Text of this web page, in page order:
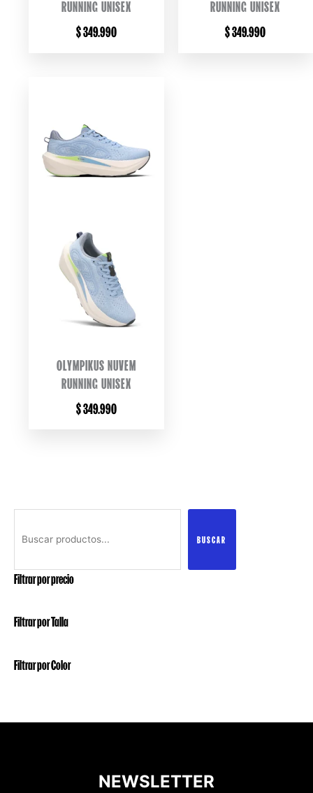
BUSCAR
Filtrar por precio
Filtrar por Talla
Filtrar por Color
RUNNING UNISEX
$349.990
RUNNING UNISEX
$349.990
OLYMPIKUS NUVEM
RUNNING UNISEX
$349.990
NEWSLETTER